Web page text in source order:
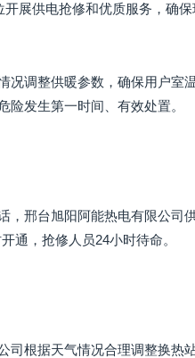
展供电抢修和优质服务，确
况调整供暖参数，确保用户
险发生第一时间、有效处置。
，邢台旭阳阿能热电有限公
通，抢修人员24小时待命。
司根据天气情况合理调整换